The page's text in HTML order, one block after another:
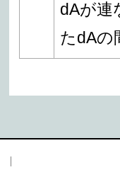
dAが連
たdAの